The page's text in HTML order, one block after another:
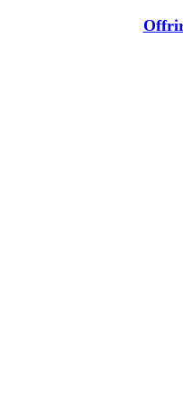
Offrir